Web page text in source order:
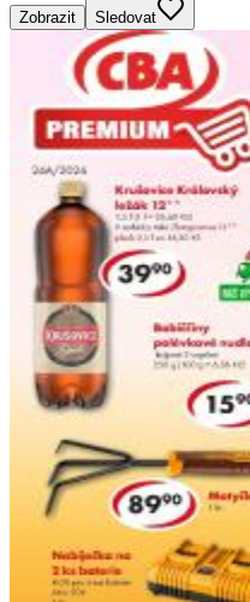
Zobrazit Sledovat